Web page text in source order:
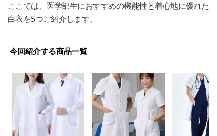
ここでは、医学部生におすすめの機能性と着心地に優れた
白衣を5つご紹介します。
今回紹介する商品一覧